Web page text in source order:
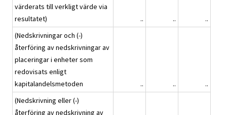
värderats till verkligt värde via
resultatet)
.. ..
..
(Nedskrivningar och (-)
återföring av nedskrivningar av
placeringar i enheter som
redovisats enligt
kapitalandelsmetoden
.. ..
..
(Nedskrivning eller (-)
återföring av nedskrivning av